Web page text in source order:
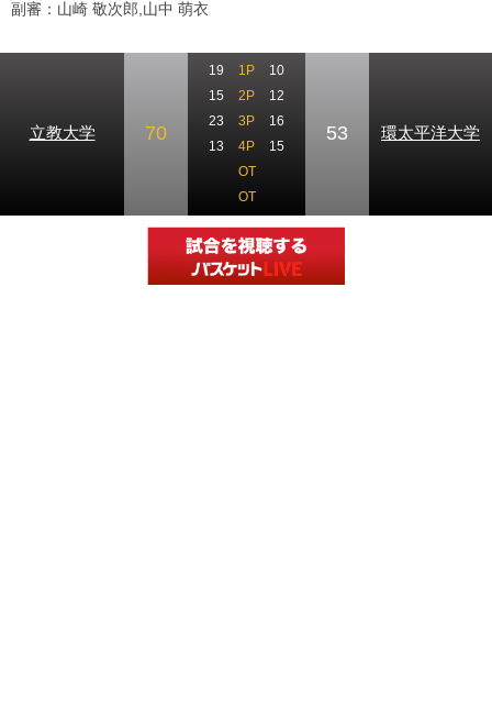
副審：山崎 敬次郎,山中 萌衣
立教大学 70
19 1P
10
15
2P
12
23
3P
16
13
4P
15
OT
OT
53 環太平洋大学